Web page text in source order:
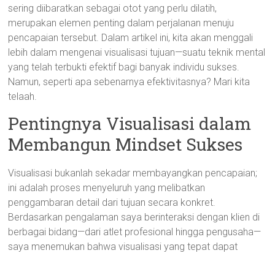
sering diibaratkan sebagai otot yang perlu dilatih,
merupakan elemen penting dalam perjalanan menuju
pencapaian tersebut. Dalam artikel ini, kita akan menggali
lebih dalam mengenai visualisasi tujuan—suatu teknik mental
yang telah terbukti efektif bagi banyak individu sukses.
Namun, seperti apa sebenarnya efektivitasnya? Mari kita
telaah.
Pentingnya Visualisasi dalam
Membangun Mindset Sukses
Visualisasi bukanlah sekadar membayangkan pencapaian;
ini adalah proses menyeluruh yang melibatkan
penggambaran detail dari tujuan secara konkret.
Berdasarkan pengalaman saya berinteraksi dengan klien di
berbagai bidang—dari atlet profesional hingga pengusaha—
saya menemukan bahwa visualisasi yang tepat dapat